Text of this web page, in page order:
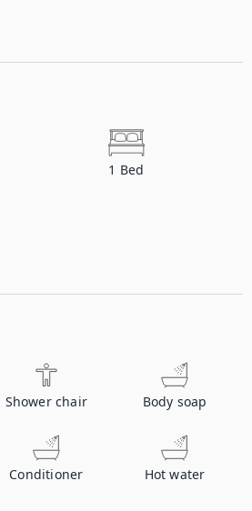
1 Bed
Shower chair Body soap
Conditioner Hot water